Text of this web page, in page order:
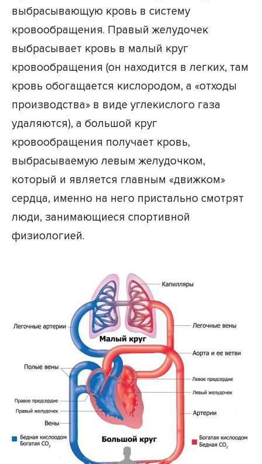
выбрасывающую кровь в систему
кровообращения. Правый желудочек
выбрасывает кровь в малый круг
кровообращения (он находится в легких, там
кровь обогащается кислородом, а «отходы
производства» в виде углекислого газа
удаляются), а большой круг
кровообращения получает кровь,
выбрасываемую левым желудочком,
который и является главным «движком»
сердца, именно на него пристально смотрят
люди, занимающиеся спортивной
физиологией.